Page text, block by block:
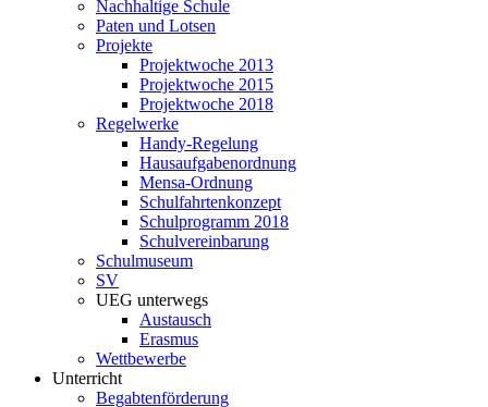
Nachhaltige Schule
Paten und Lotsen
Projekte
Projektwoche 2013
Projektwoche 2015
Projektwoche 2018
Regelwerke
Handy-Regelung
Hausaufgabenordnung
Mensa-Ordnung
Schulfahrtenkonzept
Schulprogramm 2018
Schulvereinbarung
Schulmuseum
SV
UEG unterwegs
Austausch
Erasmus
Wettbewerbe
Unterricht
Begabtenförderung